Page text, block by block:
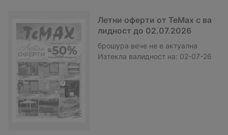
Летни оферти от TeMax с ва
лидност до 02.07.2026
брошура вече не е актуална
Изтекла валидност на: 02-07-26